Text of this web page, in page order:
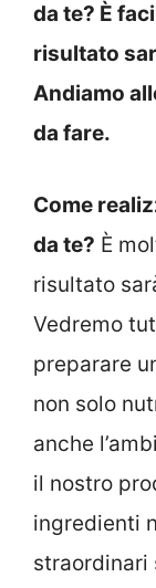
da te? È
risultato
Andiamo
da fare.
Come
da te? È
risultato
Vedremo
preparare
non solo
anche
il nostro
ingredienti
straordinari